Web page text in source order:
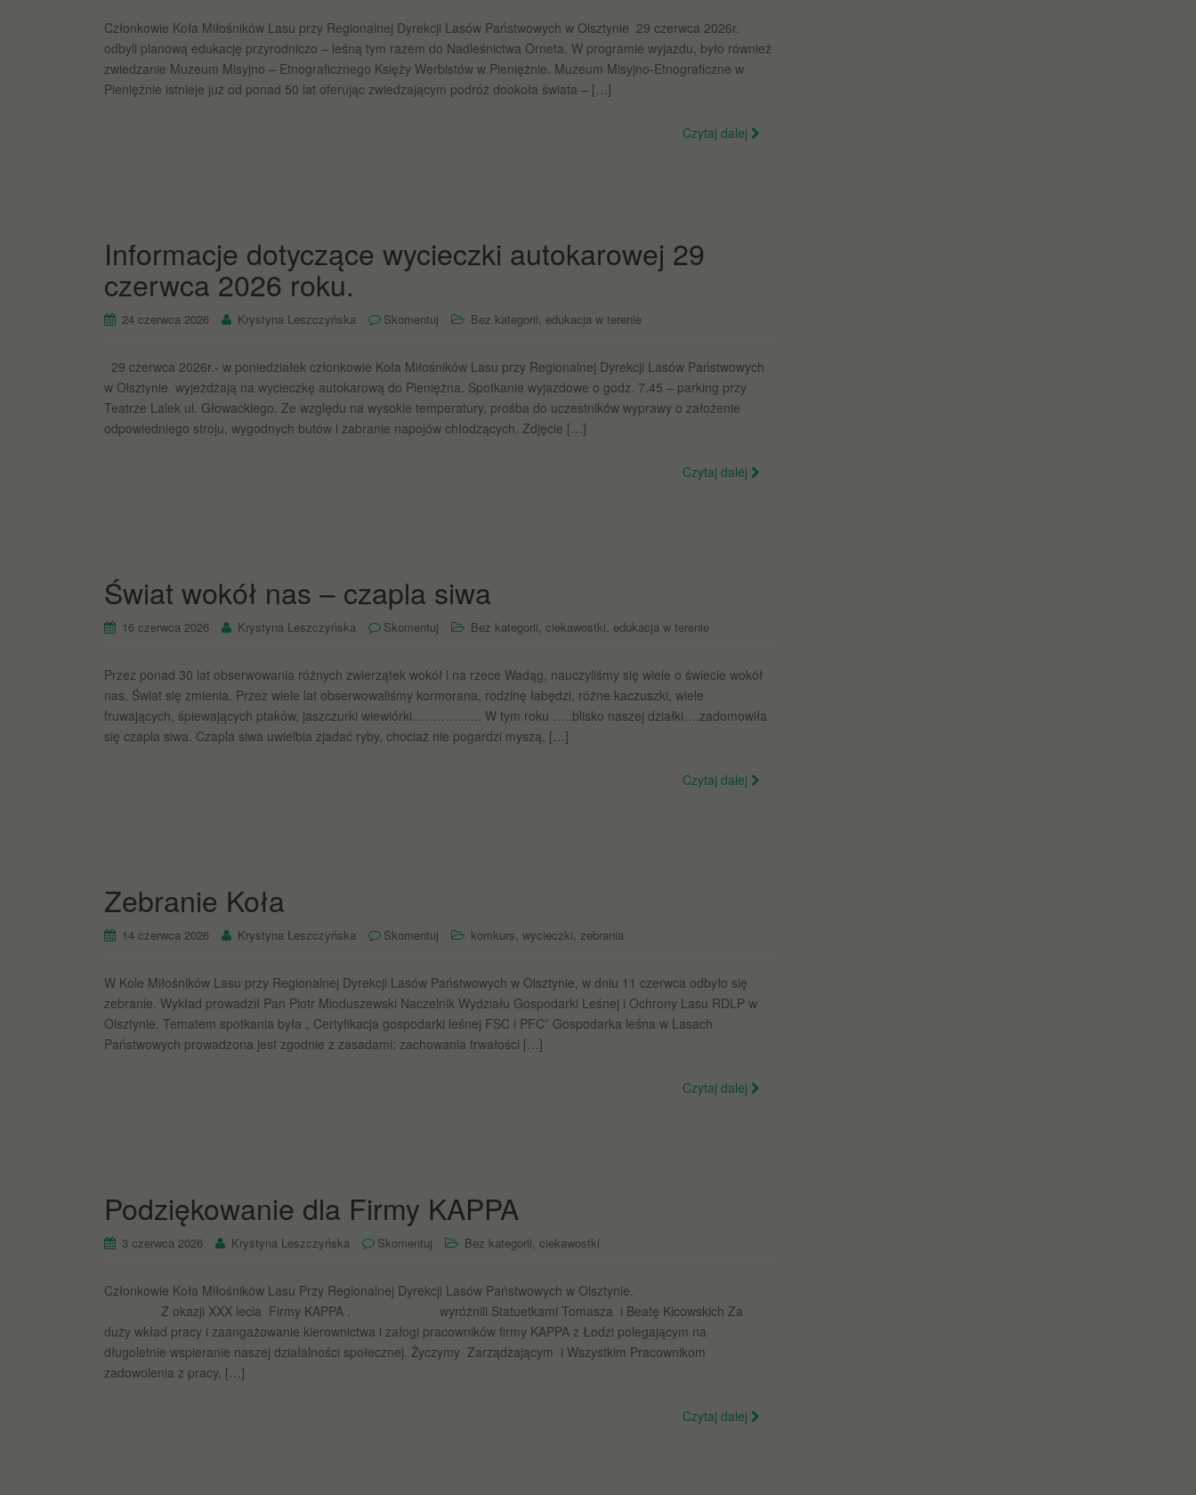
Członkowie Koła Miłośników Lasu przy Regionalnej Dyrekcji Lasów Państwowych w Olsztynie 29 czerwca 2026r.
odbyli planową edukację przyrodniczo – leśną tym razem do Nadleśnictwa Orneta. W programie wyjazdu, było również
zwiedzanie Muzeum Misyjno – Etnograficznego Księży Werbistów w Pieniężnie. Muzeum Misyjno-Etnograficzne w
Pieniężnie istnieje już od ponad 50 lat oferując zwiedzającym podróż dookoła świata – […]
Czytaj dalej
Informacje dotyczące wycieczki autokarowej 29
czerwca 2026 roku.
24 czerwca 2026 Krystyna Leszczyńska Skomentuj Bez kategorii edukacja w terenie
29 czerwca 2026r.- w poniedziałek członkowie Koła Miłośników Lasu przy Regionalnej Dyrekcji Lasów Państwowych
w Olsztynie wyjeżdżają na wycieczkę autokarową do Pieniężna. Spotkanie wyjazdowe o godz. 7.45 – parking przy
Teatrze Lalek ul. Głowackiego. Ze względu na wysokie temperatury, prośba do uczestników wyprawy o założenie
odpowiedniego stroju, wygodnych butów i zabranie napojów chłodzących. Zdjęcie […]
Czytaj dalej
Świat wokół nas – czapla siwa
16 czerwca 2026 Krystyna Leszczyńska Skomentuj Bez kategorii ciekawostki edukacja w terenie
Przez ponad 30 lat obserwowania różnych zwierzątek wokół i na rzece Wadąg, nauczyliśmy się wiele o świecie wokół
nas. Świat się zmienia. Przez wiele lat obserwowaliśmy kormorana, rodzinę łabędzi, różne kaczuszki, wiele
fruwających, śpiewających ptaków, jaszczurki wiewiórki…………….. W tym roku …..blisko naszej działki….zadomowiła
się czapla siwa. Czapla siwa uwielbia zjadać ryby, chociaż nie pogardzi myszą, […]
Czytaj dalej
Zebranie Koła
14 czerwca 2026 Krystyna Leszczyńska Skomentuj komkurs wycieczki zebrania
W Kole Miłośników Lasu przy Regionalnej Dyrekcji Lasów Państwowych w Olsztynie, w dniu 11 czerwca odbyło się
zebranie. Wykład prowadził Pan Piotr Mioduszewski Naczelnik Wydziału Gospodarki Leśnej i Ochrony Lasu RDLP w
Olsztynie. Tematem spotkania była „ Certyfikacja gospodarki leśnej FSC i PFC” Gospodarka leśna w Lasach
Państwowych prowadzona jest zgodnie z zasadami: zachowania trwałości […]
Czytaj dalej
Podziękowanie dla Firmy KAPPA
3 czerwca 2026 Krystyna Leszczyńska Skomentuj Bez kategorii ciekawostki
Członkowie Koła Miłośników Lasu Przy Regionalnej Dyrekcji Lasów Państwowych w Olsztynie.
Z okazji XXX lecia Firmy KAPPA . wyróżnili Statuetkami Tomasza i Beatę Kicowskich Za
duży wkład pracy i zaangażowanie kierownictwa i załogi pracowników firmy KAPPA z Łodzi polegającym na
długoletnie wspieranie naszej działalności społecznej. Życzymy Zarządzającym i Wszystkim Pracownikom
zadowolenia z pracy, […]
Czytaj dalej